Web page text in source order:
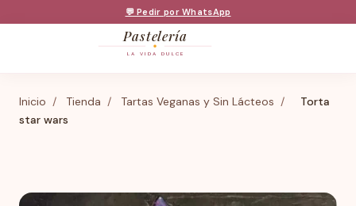
💬 Pedir por WhatsApp
Pastelería
LA VIDA DULCE
Inicio / Tienda / Tartas Veganas y Sin Lácteos /
Torta
star wars